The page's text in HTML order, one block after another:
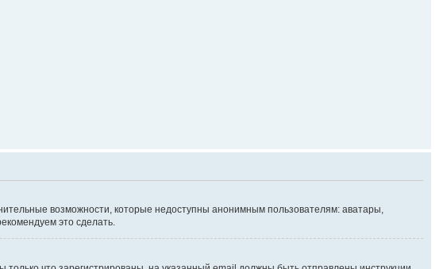
возможности, которые недоступны анонимным пользователям: аватары,
это сделать.